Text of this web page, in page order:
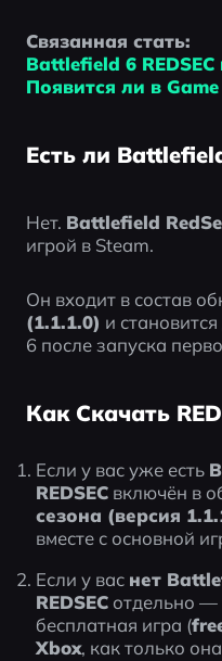
Связанная стать:
Battlefield 6
Появится ли в Game
Есть ли
Нет. Battlefield
игрой в Steam.
Он входит в состав
(1.1.1.0) и
6 после запуска
Как Скачать
Если у вас уже есть
REDSEC включён в
сезона (версия
вместе с основной
Если у вас нет
REDSEC отдельно —
бесплатная игра (
Xbox, как только